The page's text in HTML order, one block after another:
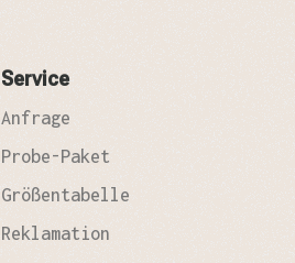
Service
Anfrage
Probe-Paket
Größentabelle
Reklamation